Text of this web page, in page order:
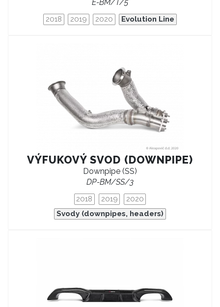
E-BM/T/5
2018 2019 2020 Evolution Line
VÝFUKOVÝ SVOD (DOWNPIPE)
Downpipe (SS)
DP-BM/SS/3
2018 2019
2020
Svody (downpipes, headers)